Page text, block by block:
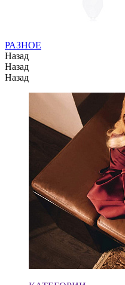
РАЗНОЕ
Назад
Назад
Назад